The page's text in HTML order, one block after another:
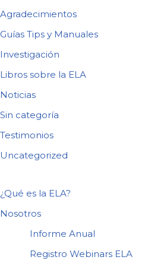
Agradecimientos
Guías Tips y Manuales
Investigación
Libros sobre la ELA
Noticias
Sin categoría
Testimonios
Uncategorized
¿Qué es la ELA?
Nosotros
Informe Anual
Registro Webinars ELA